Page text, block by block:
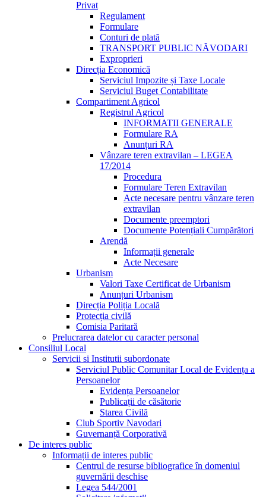
Privat
Regulament
Formulare
Conturi de plată
TRANSPORT PUBLIC NĂVODARI
Exproprieri
Direcția Economică
Serviciul Impozite și Taxe Locale
Serviciul Buget Contabilitate
Compartiment Agricol
Registrul Agricol
INFORMATII GENERALE
Formulare RA
Anunțuri RA
Vânzare teren extravilan – LEGEA
17/2014
Procedura
Formulare Teren Extravilan
Acte necesare pentru vânzare teren
extravilan
Documente preemptori
Documente Potențiali Cumpărători
Arendă
Informații generale
Acte Necesare
Urbanism
Valori Taxe Certificat de Urbanism
Anunțuri Urbanism
Direcția Poliția Locală
Protecția civilă
Comisia Paritară
Prelucrarea datelor cu caracter personal
Consiliul Local
Servicii si Institutii subordonate
Serviciul Public Comunitar Local de Evidența a
Persoanelor
Evidența Persoanelor
Publicații de căsătorie
Starea Civilă
Club Sportiv Navodari
Guvernanță Corporativă
De interes public
Informații de interes public
Centrul de resurse bibliografice în domeniul
guvernării deschise
Legea 544/2001